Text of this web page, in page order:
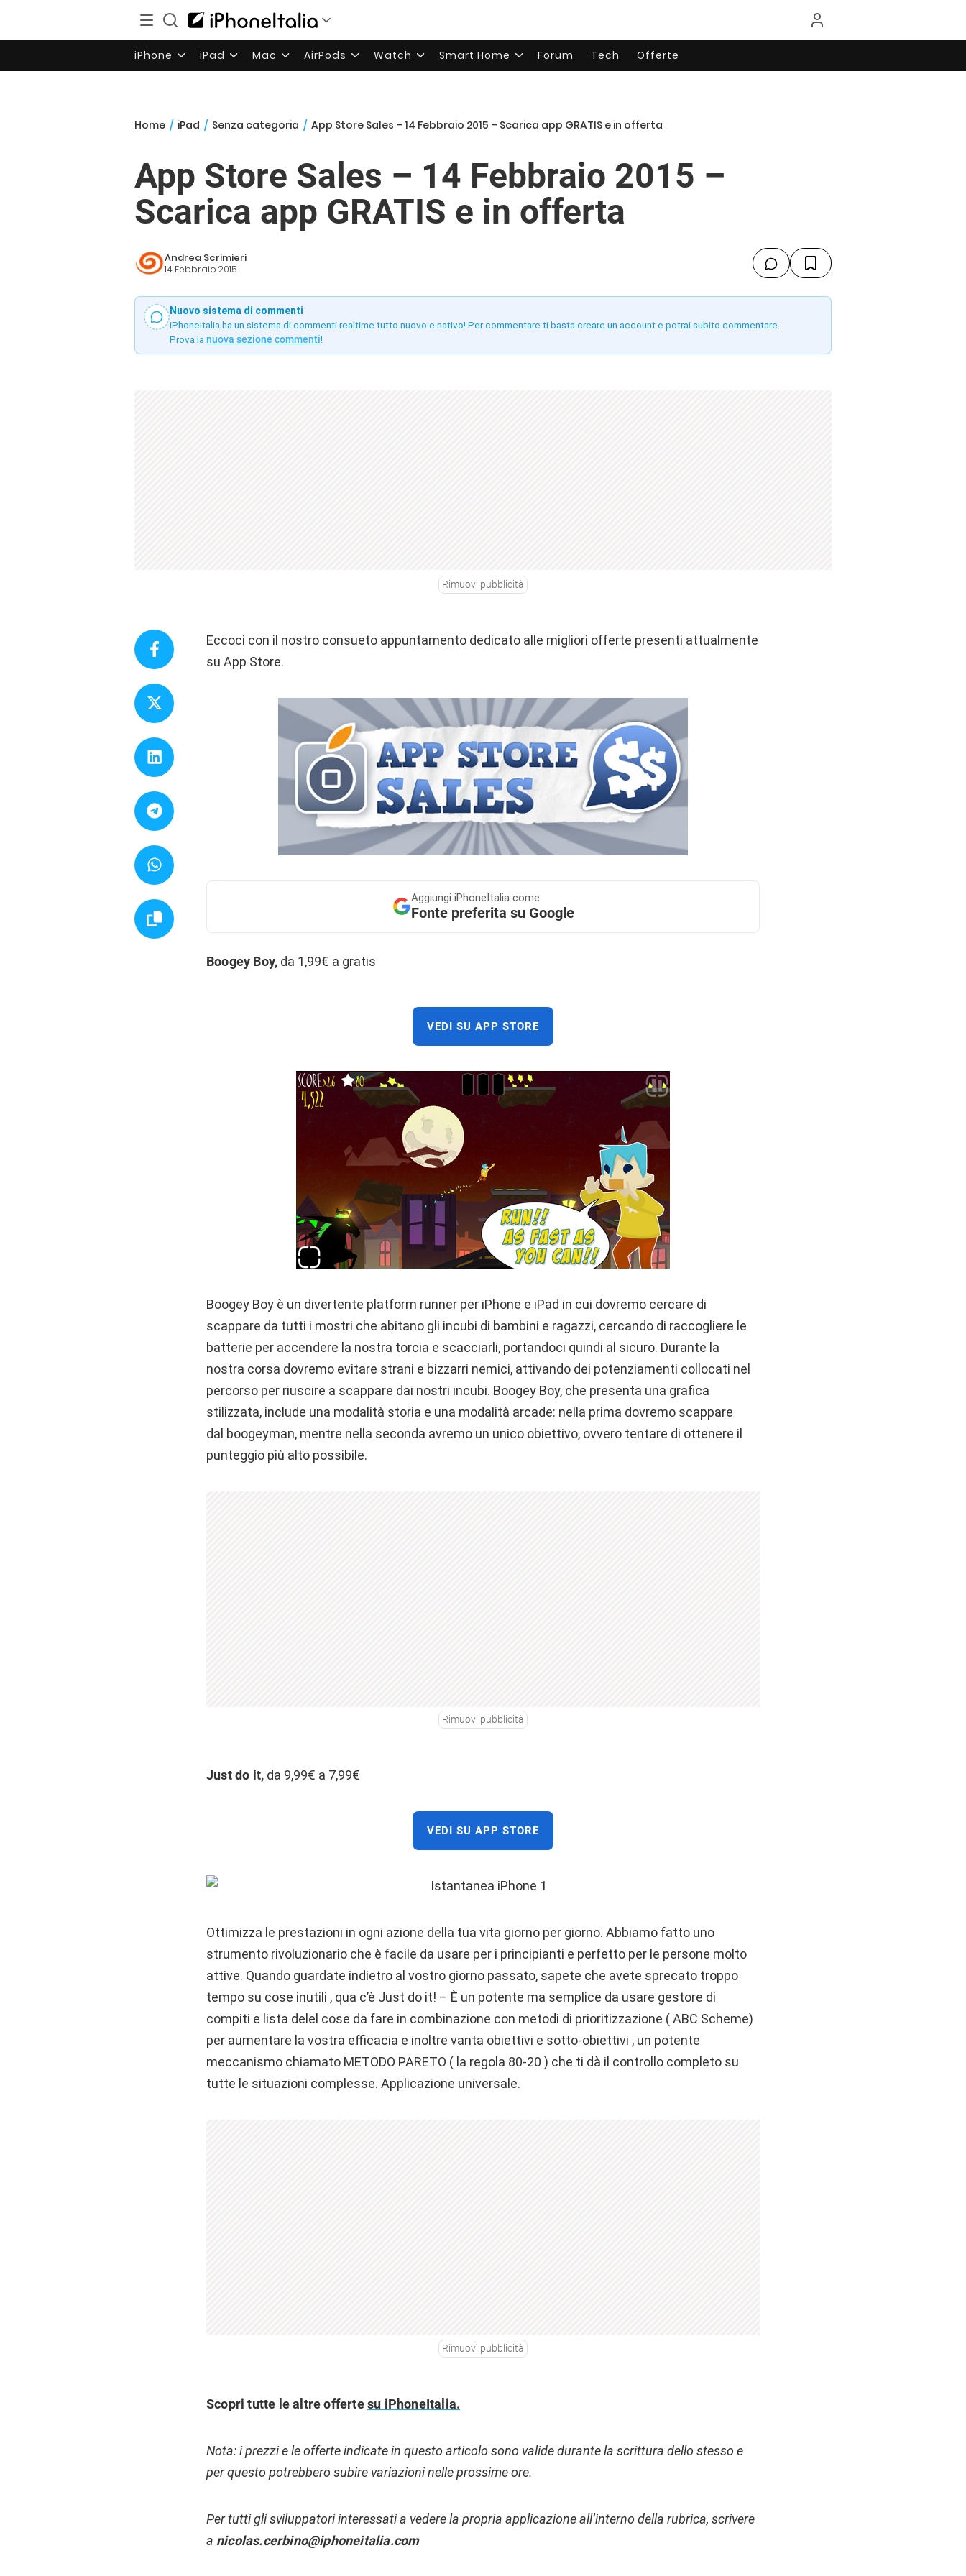
iPhone iPad Mac AirPods Watch Smart Home Forum Tech Offerte
Home / iPad / Senza categoria / App Store Sales – 14 Febbraio 2015 – Scarica app GRATIS e in offerta
App Store Sales – 14 Febbraio 2015 –
Scarica app GRATIS e in offerta
Andrea Scrimieri
14 Febbraio 2015
Nuovo sistema di commenti
iPhoneItalia ha un sistema di commenti realtime tutto nuovo e nativo! Per commentare ti basta creare un account e potrai subito commentare.
Prova la nuova sezione commenti!
Rimuovi pubblicità
Eccoci con il nostro consueto appuntamento dedicato alle migliori offerte presenti attualmente
su App Store.
Aggiungi iPhoneItalia come
Fonte preferita su Google
Boogey Boy, da 1,99€ a gratis
VEDI SU APP STORE
Boogey Boy è un divertente platform runner per iPhone e iPad in cui dovremo cercare di
scappare da tutti i mostri che abitano gli incubi di bambini e ragazzi, cercando di raccogliere le
batterie per accendere la nostra torcia e scacciarli, portandoci quindi al sicuro. Durante la
nostra corsa dovremo evitare strani e bizzarri nemici, attivando dei potenziamenti collocati nel
percorso per riuscire a scappare dai nostri incubi. Boogey Boy, che presenta una grafica
stilizzata, include una modalità storia e una modalità arcade: nella prima dovremo scappare
dal boogeyman, mentre nella seconda avremo un unico obiettivo, ovvero tentare di ottenere il
punteggio più alto possibile.
Rimuovi pubblicità
Just do it, da 9,99€ a 7,99€
VEDI SU APP STORE
Ottimizza le prestazioni in ogni azione della tua vita giorno per giorno. Abbiamo fatto uno
strumento rivoluzionario che è facile da usare per i principianti e perfetto per le persone molto
attive. Quando guardate indietro al vostro giorno passato, sapete che avete sprecato troppo
tempo su cose inutili , qua c’è Just do it! – È un potente ma semplice da usare gestore di
compiti e lista delel cose da fare in combinazione con metodi di prioritizzazione ( ABC Scheme)
per aumentare la vostra efficacia e inoltre vanta obiettivi e sotto-obiettivi , un potente
meccanismo chiamato METODO PARETO ( la regola 80-20 ) che ti dà il controllo completo su
tutte le situazioni complesse. Applicazione universale.
Rimuovi pubblicità
Scopri tutte le altre offertesu iPhoneItalia.
Nota: i prezzi e le offerte indicate in questo articolo sono valide durante la scrittura dello stesso e
per questo potrebbero subire variazioni nelle prossime ore.
Per tutti gli sviluppatori interessati a vedere la propria applicazione all’interno della rubrica, scrivere
a nicolas.cerbino@iphoneitalia.com